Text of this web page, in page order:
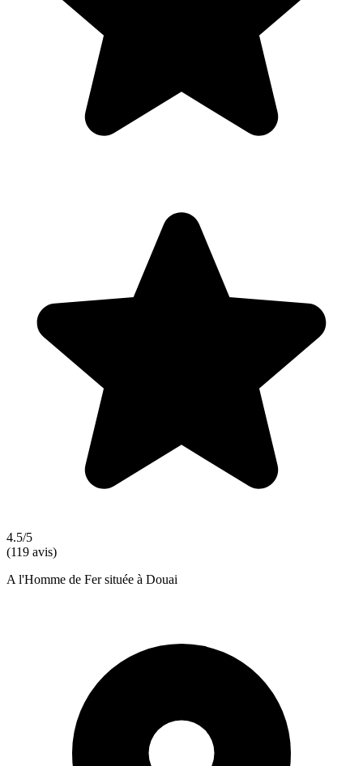
4.5/5
(119 avis)
A l'Homme de Fer située à Douai